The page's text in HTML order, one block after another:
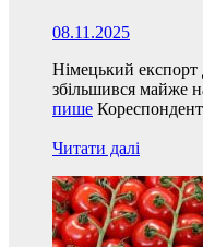
08.11.2025
Німецький експорт
збільшився майже
пише
Читати далі